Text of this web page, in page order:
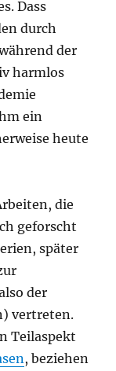
Dass
durch
der
harmlos
ein
heute
die
geforscht
später
der
vertreten.
Teilaspekt
, beziehen